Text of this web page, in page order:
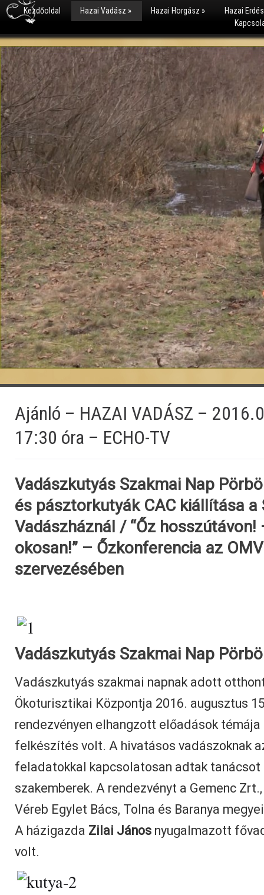
Kezdőoldal Hazai Vadász » Hazai Horgász »
Hazai
Ajánló – HAZAI VADÁSZ –
17:30 óra – ECHO-TV
Vadászkutyás Szakmai Nap
és pásztorkutyák CAC kiállítása a
Vadászháznál / “Őz hosszútávon!
okosan!” – Őzkonferencia az
szervezésében
Vadászkutyás Szakmai Nap
Vadászkutyás szakmai napnak adott
Ökoturisztikai Központja 2016. augusztus
rendezvényen elhangzott előadások
felkészítés volt. A hivatásos vadászoknak
feladatokkal kapcsolatosan adtak tanácsot
szakemberek. A rendezvényt a Gemenc
Véreb Egylet Bács, Tolna és Baranya
A házigazda Zilai János nyugalmazott
volt.